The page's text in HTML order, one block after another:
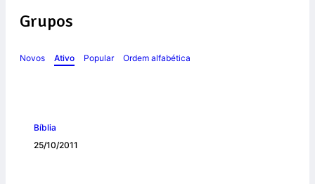
Grupos
Novos Ativo Popular Ordem alfabética
Bíblia
25/10/2011